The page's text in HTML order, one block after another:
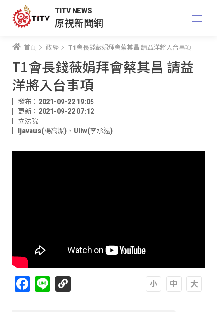
TITV NEWS
原視新聞網
首頁 政經 T1會長錢薇娟拜會蔡其昌 請益洋將入台事項
T1會長錢薇娟拜會蔡其昌 請益
洋將入台事項
發布：2021-09-22 19:05
更新：2021-09-22 07:12
立法院
ljavaus(楊高潔) 、 Uliw(李承遠)
Facebook
Line